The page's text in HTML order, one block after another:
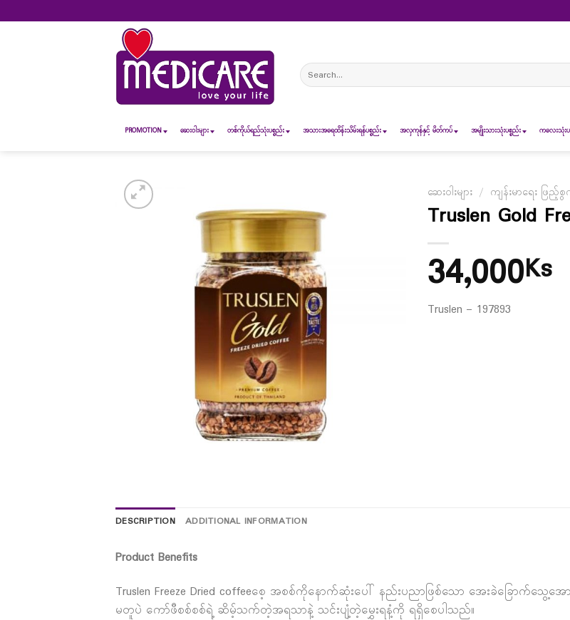
to
Search
for:
PROMOTION ဆေး၀ါးများ တစ်ကိုယ်ရည်သုံးပစ္စည်း အသားအရေထိန်းသိမ်းရန်ပစ္စည်း အလှကုန်နှင့် မိတ်ကပ် အမျိုးသားသုံးပစ္စည်း ကလေးသုံးပ
ဆေးဝါးများ / ကျန်းမာရေး ဖြည့်စွ
Truslen Gold
34,000Ks
Truslen – 197893
DESCRIPTION ADDITIONAL INFORMATION
Product Benefits
Truslen Freeze Dried coffeeစေ့ အစစ်ကိုနောက်ဆုံးပေါ် နည်းပညာဖြစ်သော အေးခဲခြောက်သွ
မတူပဲ ကော်ဖီစစ်စစ်ရဲ့ ဆိမ့်သက်တဲ့အရသာနဲ့ သင်းပျံ့တဲ့မွှေးရနံ့ကို ရရှိစေပါသည်။